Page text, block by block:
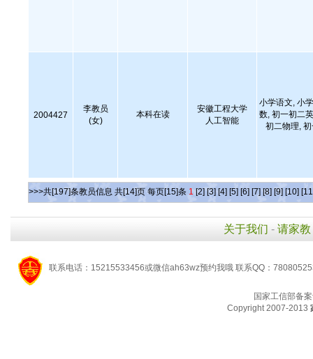
2004427
李教员
(女)
本科在读
安徽工程大学
人工智能
小学语文, 小
数, 初一初二
初二物理,
>>>共[197]条教员信息 共[14]页 每页[15]条 1 [2] [3] [4] [5] [6] [7] [8] [9] [10]
关于我们 - 请家教
联系电话：15215533456或微信ah63wz预约我哦 联系QQ：
国家工信部备
Copyright 2007-2013